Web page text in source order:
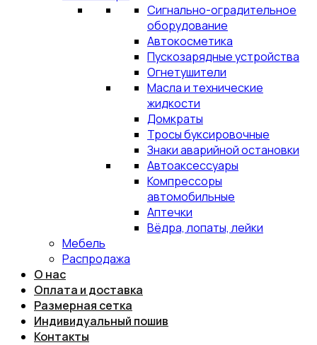
Сигнально-оградительное
оборудование
Автокосметика
Пускозарядные устройства
Огнетушители
Масла и технические
жидкости
Домкраты
Тросы буксировочные
Знаки аварийной остановки
Автоаксессуары
Компрессоры
автомобильные
Аптечки
Вёдра, лопаты, лейки
Мебель
Распродажа
О нас
Оплата и доставка
Размерная сетка
Индивидуальный пошив
Контакты